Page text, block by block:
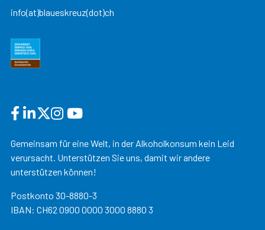
info(at)blaueskreuz(dot)ch
Gemeinsam für eine Welt, in der Alkoholkonsum kein Leid
verursacht. Unterstützen Sie uns, damit wir andere
unterstützen können!
Postkonto 30-8880-3
IBAN: CH62 0900 0000 3000 8880 3